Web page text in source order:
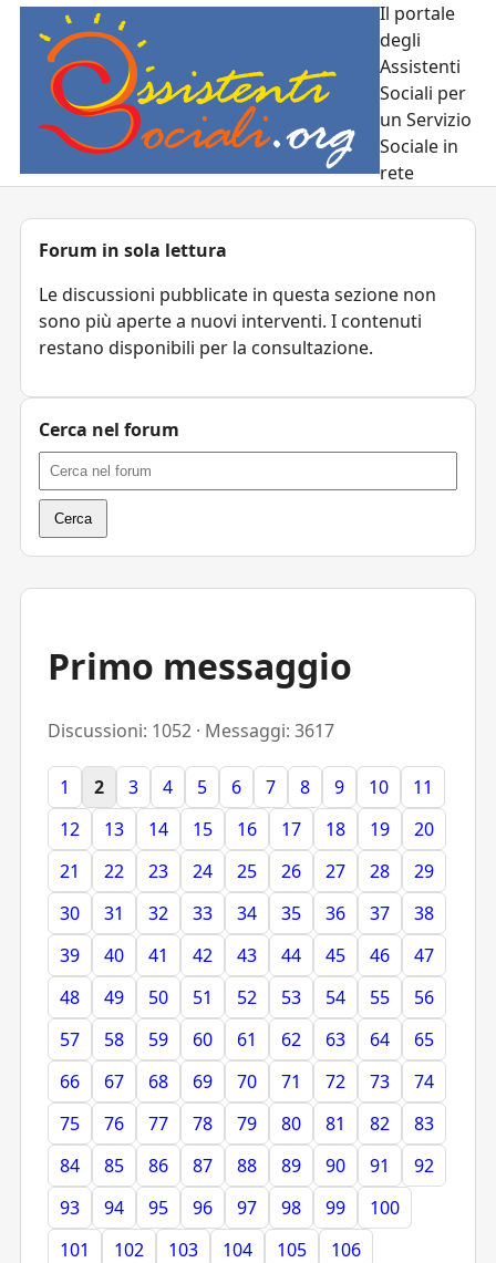
Il portale
degli
Assistenti
Sociali per
un Servizio
Sociale in
rete
Primo messaggio
Discussioni: 1052 · Messaggi: 3617
1 2 3 4 5 6 7 8 9 10
11
12
13 14 15 16 17 18 19
20
21
22 23 24 25 26 27 28
29
30
31 32 33 34 35 36 37
38
39
40 41 42 43 44 45 46
47
48
49 50 51 52 53 54 55
56
57
58 59 60 61 62 63 64
65
66
67 68 69 70 71 72 73
74
75
76 77 78 79 80 81 82
83
84
85 86 87 88 89 90 91
92
93
94 95 96 97 98 99
100
101
102 103 104 105 106
Forum in sola lettura
Le discussioni pubblicate in questa sezione non
sono più aperte a nuovi interventi. I contenuti
restano disponibili per la consultazione.
Cerca nel forum
Cerca